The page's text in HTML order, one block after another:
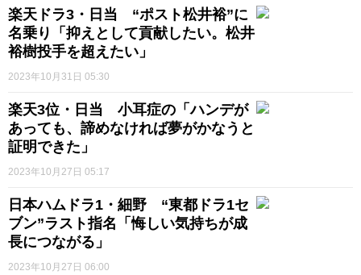
楽天ドラ3・日当 “ポスト松井裕”に
名乗り「抑えとして貢献したい。松井
裕樹投手を超えたい」
2023年10月31日 05:30
楽天3位・日当 小耳症の「ハンデが
あっても、諦めなければ夢がかなうと
証明できた」
2023年10月27日 05:17
日本ハムドラ1・細野 “東都ドラ1セ
ブン”ラスト指名「悔しい気持ちが成
長につながる」
2023年10月27日 06:00